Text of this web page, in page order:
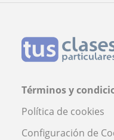
Términos y
Política de cookies
Configuración de